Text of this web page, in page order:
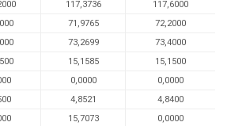
117,3736
117,6000
71,9765
72,2000
73,2699
73,4000
15,1585
15,1500
0,0000
0,0000
4,8521
4,8400
15,7073 0,0000